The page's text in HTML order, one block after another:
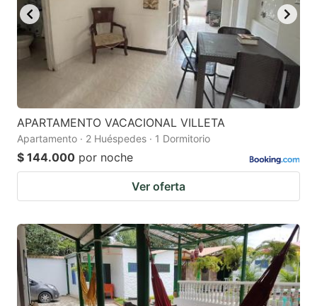
APARTAMENTO VACACIONAL VILLETA
Apartamento · 2 Huéspedes · 1 Dormitorio
$ 144.000 por noche
Ver oferta